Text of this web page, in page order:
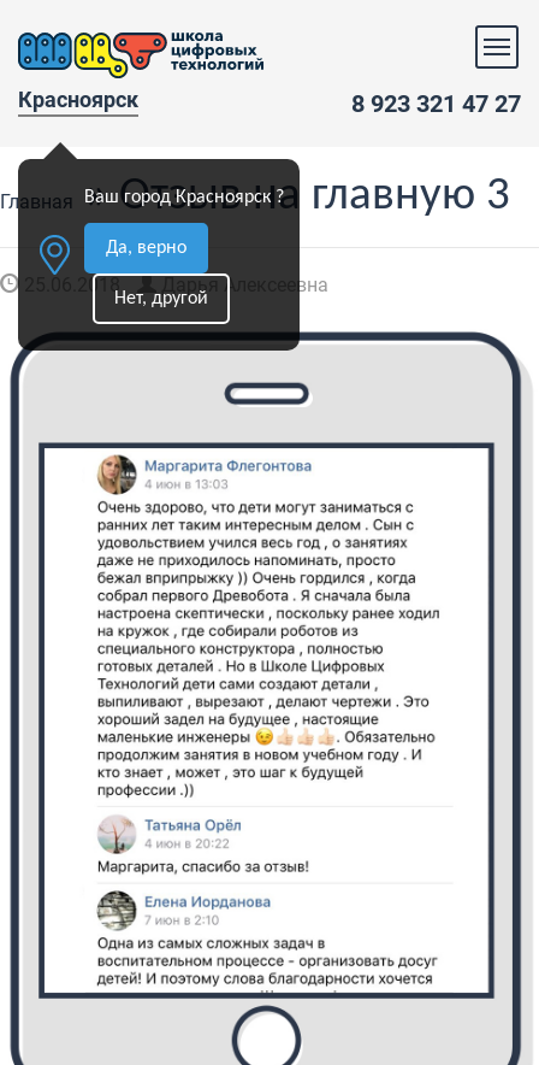
Красноярск
Ваш город Красноярск ?
Да, верно
Нет, другой
8 923 321 47 27
Главная » Отзыв на главную 3
25.06.2018 Дарья Алексеевна